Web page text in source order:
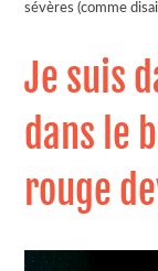
sévères (comme
Je suis
dans le
rouge